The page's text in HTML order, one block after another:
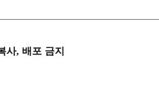
사, 배포 금지